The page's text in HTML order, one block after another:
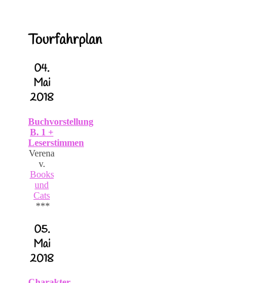
Tourfahrplan
04.
Mai
2018
Buchvorstellung
B. 1 +
Leserstimmen
Verena
v.
Books
und
Cats
***
05.
Mai
2018